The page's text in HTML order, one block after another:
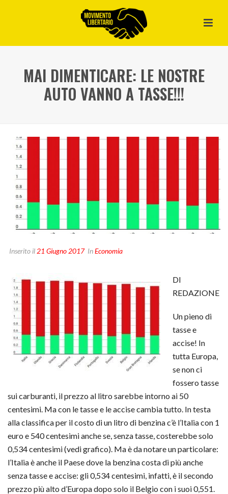
MAI DIMENTICARE: LE NOSTRE
AUTO VANNO A TASSE!!!
Inserito il 21 Giugno 2017 InEconomia
DI
REDAZIONE
Un pieno di
tasse e
accise! In
tutta Europa,
se non ci
fossero tasse
sui carburanti, il prezzo al litro sarebbe intorno ai 50
centesimi. Ma con le tasse e le accise cambia tutto. In testa
alla classifica per il costo di un litro di benzina c’è l’Italia con 1
euro e 540 centesimi anche se, senza tasse, costerebbe solo
0,534 centesimi (vedi grafico). Ma è da notare un particolare:
l’Italia è anche il Paese dove la benzina costa di più anche
senza tasse e accise: gli 0,534 centesimi, infatti, è il secondo
prezzo più alto d’Europa dopo solo il Belgio con i suoi 0,551.